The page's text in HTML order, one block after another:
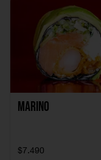
Marino
$7.490